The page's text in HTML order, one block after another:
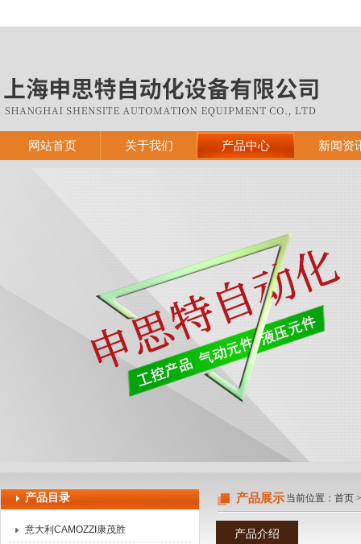
网站首页 关于我们 产品中心 新闻资
产品目录
意大利CAMOZZI康茂胜
产品展示 当前位置： 首页
产品介绍